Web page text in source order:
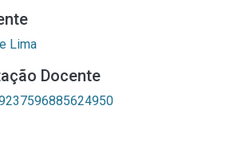
Lima
Docente